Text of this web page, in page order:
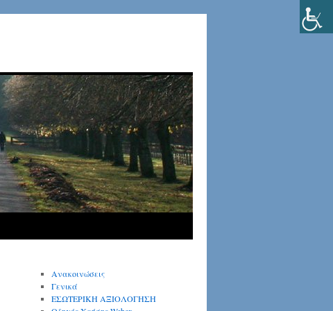
Ανακοινώσεις
Γενικά
ΕΣΩΤΕΡΙΚΗ ΑΞΙΟΛΟΓΗΣΗ